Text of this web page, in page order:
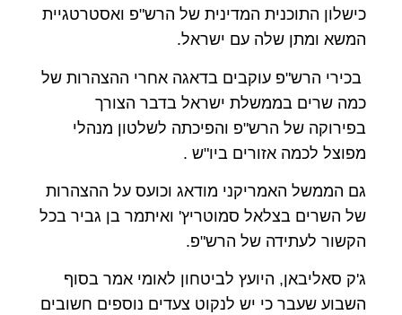
כישלון התוכנית המדינית של הרש"פ ואסטרטגיית
המשא ומתן שלה עם ישראל.
בכירי הרש"פ עוקבים בדאגה אחרי ההצהרות של
כמה שרים בממשלת ישראל בדבר הצורך
בפירוקה של הרש"פ והפיכתה לשלטון מנהלי
מפוצל לכמה אזורים ביו"ש .
גם הממשל האמריקני מודאג וכועס על ההצהרות
של השרים בצלאל סמוטריץ' ואיתמר בן גביר בכל
הקשור לעתידה של הרש"פ.
ג'ק סאליבאן, היועץ לביטחון לאומי אמר בסוף
השבוע שעבר כי יש לנקוט צעדים נוספים חשובים